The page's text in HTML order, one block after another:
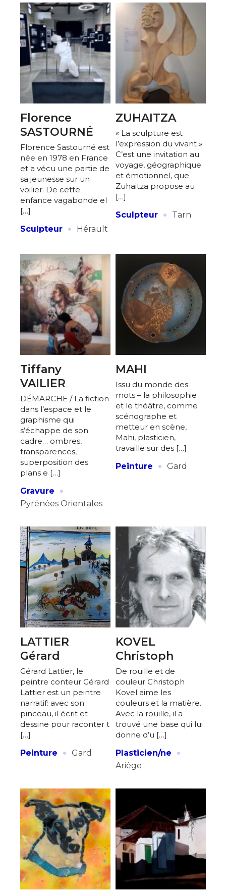
Florence
SASTOURNÉ
Florence Sastourné est
née en 1978 en France
et a vécu une partie de
sa jeunesse sur un
voilier. De cette
enfance vagabonde el
[…]
Sculpteur · Hérault
ZUHAITZA
« La sculpture est
l’expression du vivant »
C’est une invitation au
voyage, géographique
et émotionnel, que
Zuhaitza propose au
[…]
Sculpteur · Tarn
Tiffany
VAILIER
DÉMARCHE / La fiction
dans l’espace et le
graphisme qui
s’échappe de son
cadre… ombres,
transparences,
superposition des
plans e […]
Gravure
·
Pyrénées Orientales
MAHI
Issu du monde des
mots – la philosophie
et le théâtre, comme
scénographe et
metteur en scène,
Mahi, plasticien,
travaille sur des […]
Peinture
· Gard
LATTIER
Gérard
Gérard Lattier, le
peintre conteur Gérard
Lattier est un peintre
narratif: avec son
pinceau, il écrit et
dessine pour raconter t
[…]
Peinture
· Gard
KOVEL
Christoph
De rouille et de
couleur Christoph
Kovel aime les
couleurs et la matière.
Avec la rouille, il a
trouvé une base qui lui
donne d’u […]
Plasticien/ne
·
Ariège